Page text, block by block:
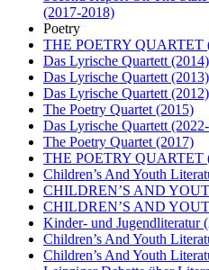
(2017-2018)
Poetry
THE POETRY QUARTET
Das Lyrische Quartett (2014)
Das Lyrische Quartett (2013)
Das Lyrische Quartett (2012)
The Poetry Quartet (2015)
Das Lyrische Quartett
The Poetry Quartet (2017)
THE POETRY QUARTET
Children’s And Youth
CHILDREN’S AND
CHILDREN’S AND
Kinder- und Jugendliteratur
Children’s And Youth
Children’s And Youth